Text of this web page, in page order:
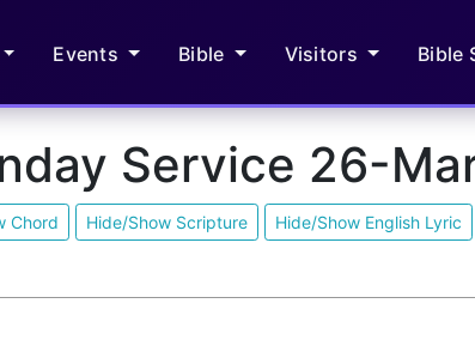
Events Bible Visitors Bible
Service 26-
Chord Hide/Show Scripture Hide/Show English Lyric